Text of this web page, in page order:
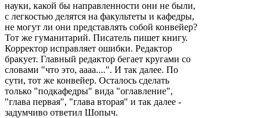
науки, какой бы направленности они не были,
с легкостью делятся на факультеты и кафедры,
не могут ли они представлять собой конвейер?
Тот же гуманитарий. Писатель пишет книгу.
Корректор исправляет ошибки. Редактор
бракует. Главный редактор бегает кругами со
словами "что это, аааа....". И так далее. По
сути, тот же конвейер. Осталось сделать
только "подкафедры" вида "оглавление",
"глава первая", "глава вторая" и так далее -
задумчиво ответил Шопыч.